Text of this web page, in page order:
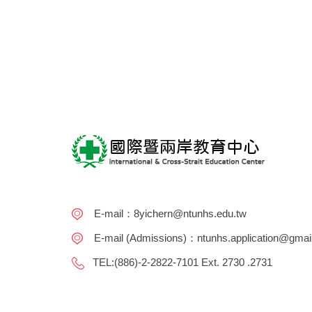
E-mail：8yichern@ntunhs.edu.tw
E-mail (Admissions)：
TEL:(886)-2-2822-7101 Ext. 2730 .2731